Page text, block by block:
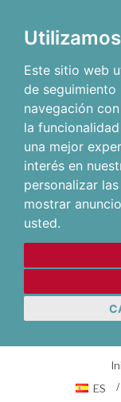
Este sitio web
de seguimiento
navegación
la
una mejor
interés en
personalizar
mostrar
usted.
ES